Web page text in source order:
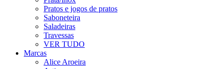
Pratos e jogos de pratos
Saboneteira
Saladeiras
Travessas
VER TUDO
Marcas
Alice Aroeira